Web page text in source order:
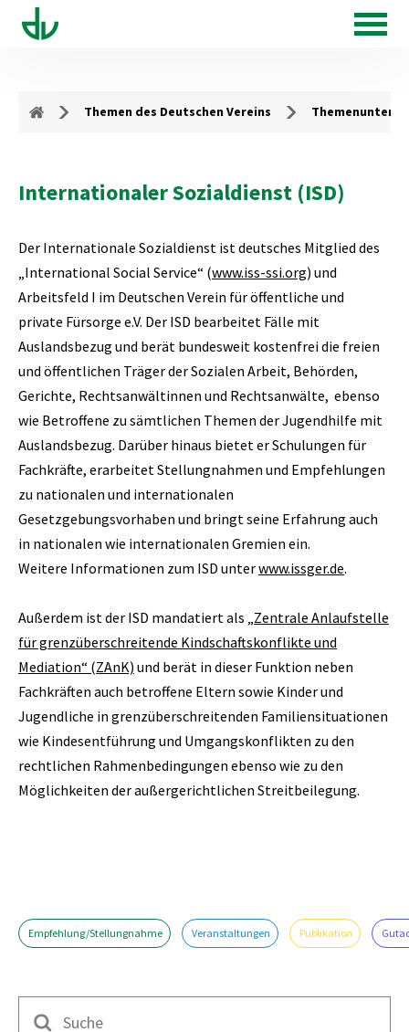
Themen des Deutschen Vereins
Internationaler Sozialdienst (ISD)
Der Internationale Sozialdienst ist deutsches Mitglied des
„International Social Service“ (www.iss-ssi.org) und
Arbeitsfeld I im Deutschen Verein für öffentliche und
private Fürsorge e.V. Der ISD bearbeitet Fälle mit
Auslandsbezug und berät bundesweit kostenfrei die freien
und öffentlichen Träger der Sozialen Arbeit, Behörden,
Gerichte, Rechtsanwältinnen und Rechtsanwälte, ebenso
wie Betroffene zu sämtlichen Themen der Jugendhilfe mit
Auslandsbezug. Darüber hinaus bietet er Schulungen für
Fachkräfte, erarbeitet Stellungnahmen und Empfehlungen
zu nationalen und internationalen
Gesetzgebungsvorhaben und bringt seine Erfahrung auch
in nationalen wie internationalen Gremien ein.
Weitere Informationen zum ISD unterwww.issger.de.
Außerdem ist der ISD mandatiert als „Zentrale Anlaufstelle
für grenzüberschreitende Kindschaftskonflikte und
Mediation“ (ZAnK) und berät in dieser Funktion neben
Fachkräften auch betroffene Eltern sowie Kinder und
Jugendliche in grenzüberschreitenden Familiensituationen
wie Kindesentführung und Umgangskonflikten zu den
rechtlichen Rahmenbedingungen ebenso wie zu den
Möglichkeiten der außergerichtlichen Streitbeilegung.
Empfehlung/Stellungnahme Veranstaltungen Publikation
Suche